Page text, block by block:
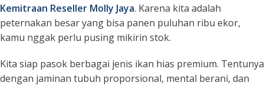
Kemitraan Reseller Molly Jaya. Karena kita adalah
peternakan besar yang bisa panen puluhan ribu ekor,
kamu nggak perlu pusing mikirin stok.
Kita siap pasok berbagai jenis ikan hias premium. Tentunya
dengan jaminan tubuh proporsional, mental berani, dan